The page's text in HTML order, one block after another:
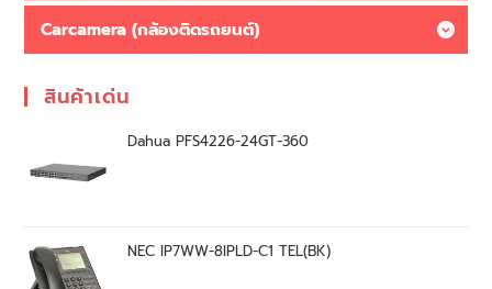
Carcamera (กล้องติดรถยนต์)
สินค้าเด่น
Dahua PFS4226-24GT-360
NEC IP7WW-8IPLD-C1 TEL(BK)